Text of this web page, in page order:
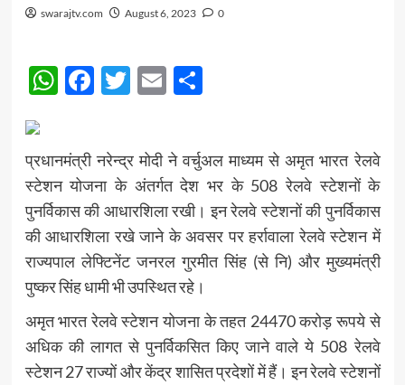
swarajtv.com August 6, 2023 0
WhatsApp
Facebook
Twitter
EmailShare
प्रधानमंत्री नरेन्द्र मोदी ने वर्चुअल माध्यम से अमृत भारत रेलवे
स्टेशन योजना के अंतर्गत देश भर के 508 रेलवे स्टेशनों के
पुनर्विकास की आधारशिला रखी। इन रेलवे स्टेशनों की पुनर्विकास
की आधारशिला रखे जाने के अवसर पर हर्रावाला रेलवे स्टेशन में
राज्यपाल लेफ्टिनेंट जनरल गुरमीत सिंह (से नि) और मुख्यमंत्री
पुष्कर सिंह धामी भी उपस्थित रहे।
अमृत भारत रेलवे स्टेशन योजना के तहत 24470 करोड़ रूपये से
अधिक की लागत से पुनर्विकसित किए जाने वाले ये 508 रेलवे
स्टेशन 27 राज्यों और केंद्र शासित प्रदेशों में हैं। इन रेलवे स्टेशनों